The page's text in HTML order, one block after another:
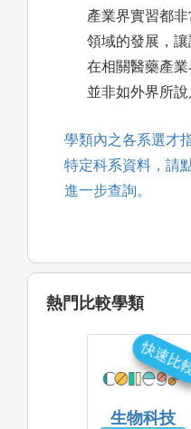
產業界實習都
領域的發展，
在相關醫藥產業
並非如外界所說
學類內之各系選才
特定科系資料，請
進一步查詢。
熱門比較學類
生物科技
快速比